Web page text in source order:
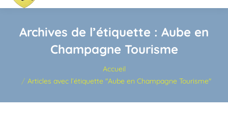
:
Archives de l’étiquette : Aube en
Champagne Tourisme
Accueil
Articles avec l’étiquette "Aube en Champagne Tourisme"